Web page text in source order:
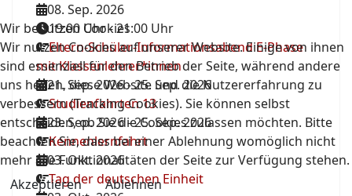
08. Sep. 2026
19:00 Uhr-21:00 Uhr
Eltern-Schüler-Informationsabend E-Phase
mit Klassenlehrer*innen
21. Sep. 2026-25. Sep. 2026
Studienfahrten 13
23. Sep. 2026-25. Sep. 2026
Kennenlernfahrt
03. Okt. 2026
Tag der deutschen Einheit
Wir benutzen Cookies
Wir nutzen Cookies auf unserer Website. Einige von ihnen
sind essenziell für den Betrieb der Seite, während andere
uns helfen, diese Website und die Nutzererfahrung zu
verbessern (Tracking Cookies). Sie können selbst
entscheiden, ob Sie die Cookies zulassen möchten. Bitte
beachten Sie, dass bei einer Ablehnung womöglich nicht
mehr alle Funktionalitäten der Seite zur Verfügung stehen.
Akzeptieren
Ablehnen